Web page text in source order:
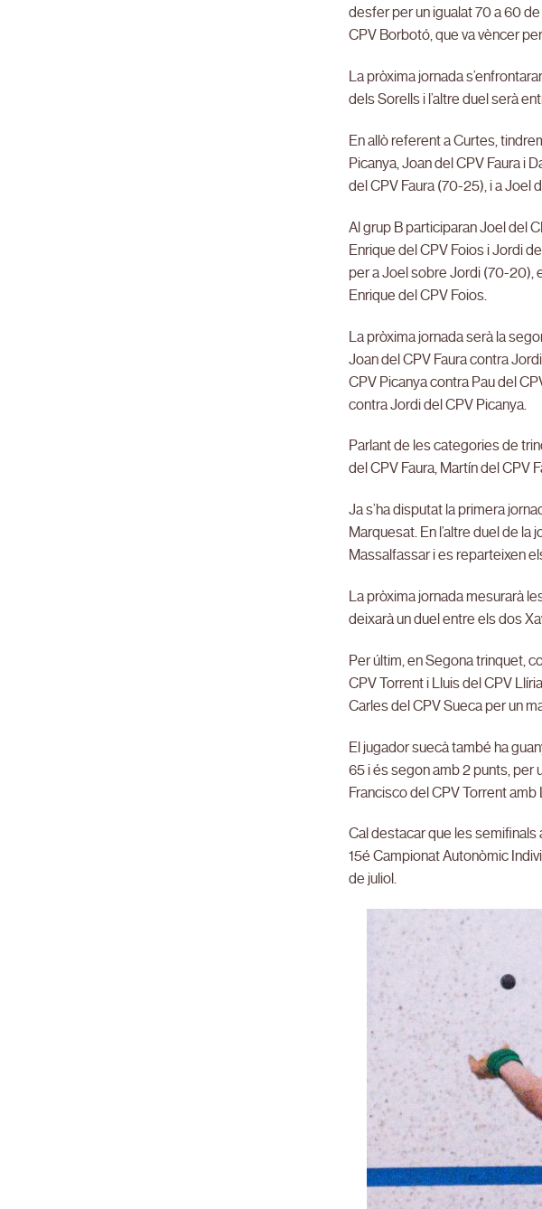
desfer per un igualat 70 a 60
CPV Borbotó, que va vèncer
La pròxima jornada
dels Sorells i l’altre duel serà
En allò referent a Curtes,
Picanya, Joan del CPV Faura i
del CPV Faura (70-25), i a Joel
Al grup B participaran Joel del
Enrique del CPV Foios i Jordi
per a Joel sobre Jordi (70-20),
Enrique del CPV Foios.
La pròxima jornada serà la
Joan del CPV Faura contra
CPV Picanya contra Pau del
contra Jordi del CPV Picanya.
Parlant de les categories de
del CPV Faura, Martín del CPV
Ja s’ha disputat la primera
Marquesat. En l’altre duel de
Massalfassar i es reparteixen
La pròxima jornada mesurarà
deixarà un duel entre els dos
Per últim, en Segona trinquet,
CPV Torrent i Lluis del CPV
Carles del CPV Sueca per un
El jugador suecà també ha
65 i és segon amb 2 punts, per
Francisco del CPV Torrent amb
Cal destacar que les semifinals
15é Campionat Autonòmic
de juliol.